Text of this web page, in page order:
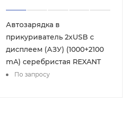
Автозарядка в
прикуриватель 2хUSB с
дисплеем (АЗУ) (1000+2100
mA) серебристая REXANT
По запросу